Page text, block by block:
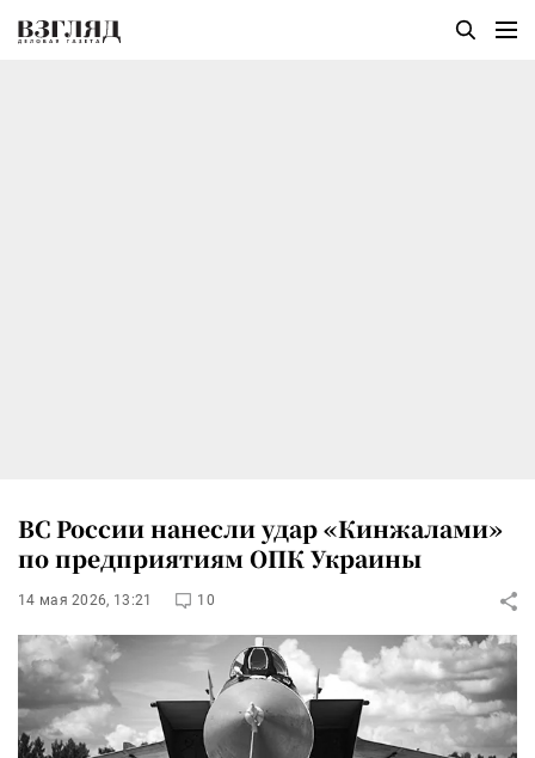
ВС России нанесли удар «Кинжалами»
по предприятиям ОПК Украины
14 мая 2026, 13:21 10